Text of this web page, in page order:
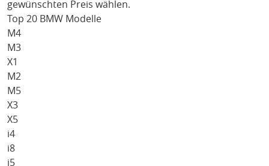
gewünschten Preis wählen.
Top 20 BMW Modelle
M4
M3
X1
M2
M5
X3
X5
i4
i8
i5